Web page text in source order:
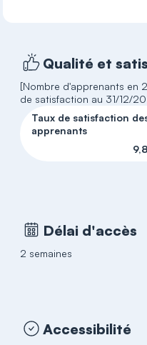
Qualité et
[Nombre d'apprenants en
de satisfaction au 31/12/
Taux de satisfaction
apprenants
Délai d'accès
2 semaines
Accessibilité